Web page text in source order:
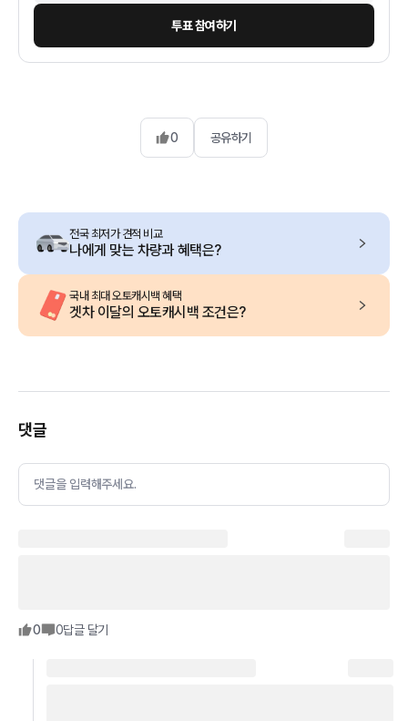
투표 참여하기
0 공유하기
전국 최저가 견적 비교
나에게 맞는 차량과 혜택은?
국내 최대 오토캐시백 혜택
겟차 이달의 오토캐시백 조건은?
댓글
댓글을 입력해주세요.
0 0답글 달기